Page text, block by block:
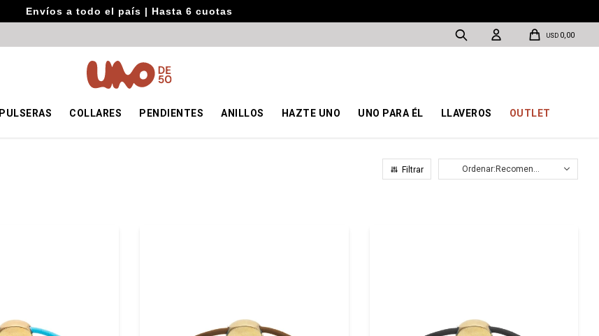
Envíos a todo el país | Hasta 6 cuotas
PULSERAS COLLARES PENDIENTES ANILLOS HAZTE UNO UNO PARA ÉL LLAVEROS OUTLET
USD 0,00
Recomendados